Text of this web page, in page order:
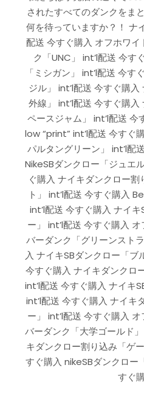
されたすべてのダンクをま
何を待っていますか？！ ナ
配送 今すぐ購入 オフホワ
ク「UNC」 int’l配送 今す
「ミシガン」 int’l配送 今す
ジル」 int’l配送 今すぐ購
外線」 int’l配送 今すぐ購入
ペースジャム」 int’l配送
low “print” int’l配送 今すぐ
パルタングリーン」 int’l配
NikeSBダンクロー「ジュエ
ぐ購入 ナイキダンクロー
ト」 int’l配送 今すぐ購入
int’l配送 今すぐ購入 ナイ
ー」 int’l配送 今すぐ購入
バーダンク「グリーンスト
入 ナイキSBダンクロー「ブ
今すぐ購入 ナイキダンクロ
int’l配送 今すぐ購入 ナイキ
int’l配送 今すぐ購入 ナイキ
ー」 int’l配送 今すぐ購入
バーダンク「大学ゴールド
キダンクロー割り込み「ゲ
すぐ購入 nikeSBダンクロー
すぐ